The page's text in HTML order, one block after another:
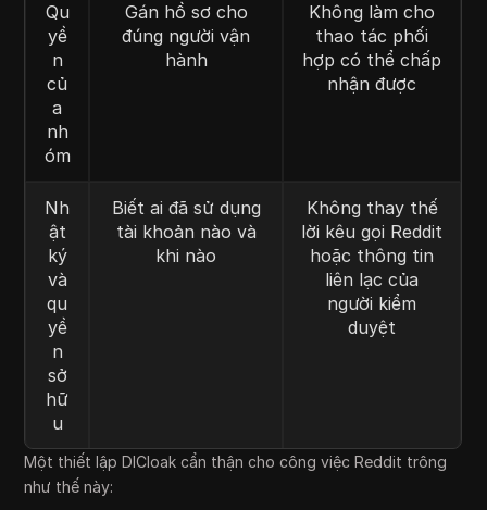
Qu
yề
n
củ
a
nh
óm
Gán hồ sơ cho
đúng người vận
hành
Không làm cho
thao tác phối
hợp có thể chấp
nhận được
Nh
ật
ký
và
qu
yề
n
sở
hữ
u
Biết ai đã sử dụng
tài khoản nào và
khi nào
Không thay thế
lời kêu gọi Reddit
hoặc thông tin
liên lạc của
người kiểm
duyệt
Một thiết lập DICloak cẩn thận cho công việc Reddit trông
như thế này: